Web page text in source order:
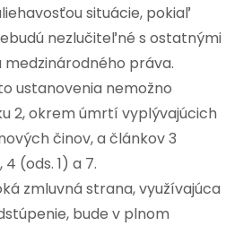
situácie, pokiaľ
nezlučiteľné s ostatnými
práva.
ustanovenia nemožno
2, okrem úmrtí vyplývajúcich
činov, a článkov 3
(ods. 1) a 7.
zmluvná strana, využívajúca
bude v plnom